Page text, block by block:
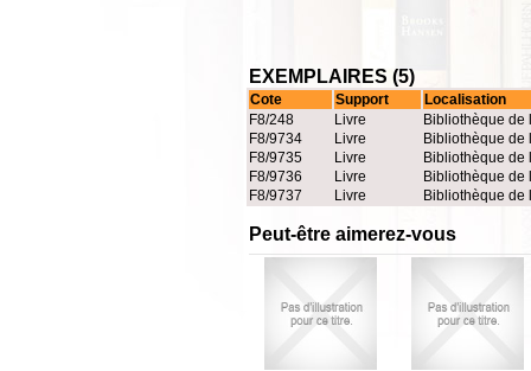
EXEMPLAIRES (5)
Cote Support
Localisation
F8/248
Livre
Bibliothèque de
F8/9734
Livre
Bibliothèque de
F8/9735
Livre
Bibliothèque de
F8/9736
Livre
Bibliothèque de
F8/9737
Livre Bibliothèque de
Peut-être aimerez-vous